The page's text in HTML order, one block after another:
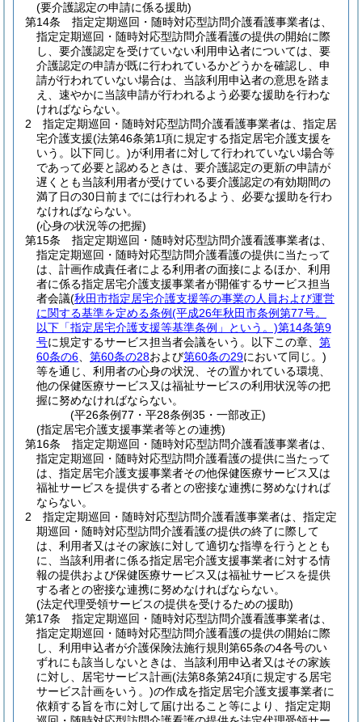
(要介護認定の申請に係る援助)
第14条
指定定期巡回・随時対応型訪問介護看護事業者は、
指定定期巡回・随時対応型訪問介護看護の提供の開始に際
し、要介護認定を受けていない利用申込者については、要
介護認定の申請が既に行われているかどうかを確認し、申
請が行われていない場合は、当該利用申込者の意思を踏ま
え、速やかに当該申請が行われるよう必要な援助を行わな
ければならない。
2
指定定期巡回・随時対応型訪問介護看護事業者は、指定居
宅介護支援(法第46条第1項に規定する指定居宅介護支援を
いう。以下同じ。)が利用者に対して行われていない場合等
であって必要と認めるときは、要介護認定の更新の申請が
遅くとも当該利用者が受けている要介護認定の有効期間の
満了日の30日前までには行われるよう、必要な援助を行わ
なければならない。
(心身の状況等の把握)
第15条
指定定期巡回・随時対応型訪問介護看護事業者は、
指定定期巡回・随時対応型訪問介護看護の提供に当たって
は、計画作成責任者による利用者の面接によるほか、利用
者に係る指定居宅介護支援事業者が開催するサービス担当
者会議(秋田市指定居宅介護支援等の事業の人員および運営
に関する基準を定める条例(平成26年秋田市条例第77号。
以下「指定居宅介護支援等基準条例」という。)第14条第9
号に規定するサービス担当者会議をいう。以下この章、 第
60条の6
第60条の28および第60条の29において同じ。)
等を通じ、利用者の心身の状況、その置かれている環境、
他の保健医療サービス又は福祉サービスの利用状況等の把
握に努めなければならない。
(平26条例77・平28条例35・一部改正)
(指定居宅介護支援事業者等との連携)
第16条
指定定期巡回・随時対応型訪問介護看護事業者は、
指定定期巡回・随時対応型訪問介護看護の提供に当たって
は、指定居宅介護支援事業者その他保健医療サービス又は
福祉サービスを提供する者との密接な連携に努めなければ
ならない。
2
指定定期巡回・随時対応型訪問介護看護事業者は、指定定
期巡回・随時対応型訪問介護看護の提供の終了に際して
は、利用者又はその家族に対して適切な指導を行うととも
に、当該利用者に係る指定居宅介護支援事業者に対する情
報の提供および保健医療サービス又は福祉サービスを提供
する者との密接な連携に努めなければならない。
(法定代理受領サービスの提供を受けるための援助)
第17条
指定定期巡回・随時対応型訪問介護看護事業者は、
指定定期巡回・随時対応型訪問介護看護の提供の開始に際
し、利用申込者が介護保険法施行規則第65条の4各号のい
ずれにも該当しないときは、当該利用申込者又はその家族
に対し、居宅サービス計画(法第8条第24項に規定する居宅
サービス計画をいう。)の作成を指定居宅介護支援事業者に
依頼する旨を市に対して届け出ること等により、指定定期